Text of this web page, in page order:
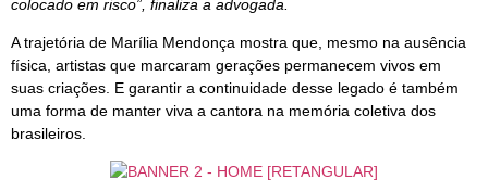
colocado em risco”, finaliza a advogada.
A trajetória de Marília Mendonça mostra que, mesmo na ausência
física, artistas que marcaram gerações permanecem vivos em
suas criações. E garantir a continuidade desse legado é também
uma forma de manter viva a cantora na memória coletiva dos
brasileiros.